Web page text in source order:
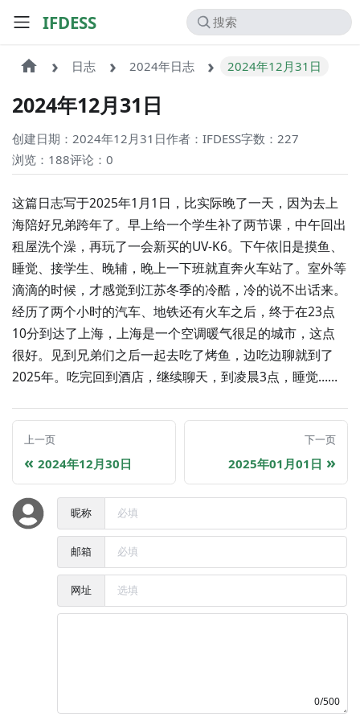
IFDESS
日志 2024年日志 2024年12月31日
2024年12月31日
创建日期：2024年12月31日作者：IFDESS字数：227
浏览：188评论：0
这篇日志写于2025年1月1日，比实际晚了一天，因为去上
海陪好兄弟跨年了。早上给一个学生补了两节课，中午回出
租屋洗个澡，再玩了一会新买的UV-K6。下午依旧是摸鱼、
睡觉、接学生、晚辅，晚上一下班就直奔火车站了。室外等
滴滴的时候，才感觉到江苏冬季的冷酷，冷的说不出话来。
经历了两个小时的汽车、地铁还有火车之后，终于在23点
10分到达了上海，上海是一个空调暖气很足的城市，这点
很好。见到兄弟们之后一起去吃了烤鱼，边吃边聊就到了
2025年。吃完回到酒店，继续聊天，到凌晨3点，睡觉……
上一页
2024年12月30日
下一页
2025年01月01日
昵称
邮箱
网址
0/500